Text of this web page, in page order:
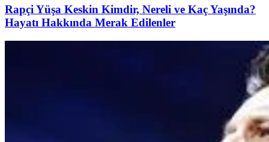
Rapçi Yüşa Keskin Kimdir, Nereli ve Kaç Yaşında?
Hayatı Hakkında Merak Edilenler